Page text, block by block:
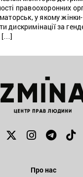
правоохоронних
у якому жінки-
дискримінації за
[…]
Про нас